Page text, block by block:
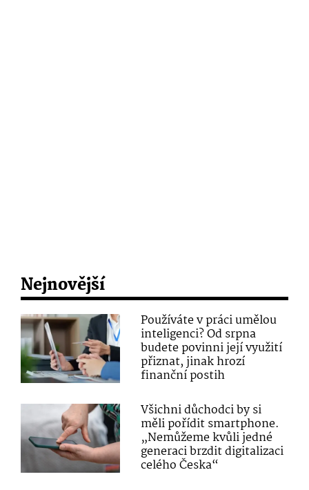
Nejnovější
Používáte v práci umělou
inteligenci? Od srpna
budete povinni její využití
přiznat, jinak hrozí
finanční postih
Všichni důchodci by si
měli pořídit smartphone.
„Nemůžeme kvůli jedné
generaci brzdit digitalizaci
celého Česka“